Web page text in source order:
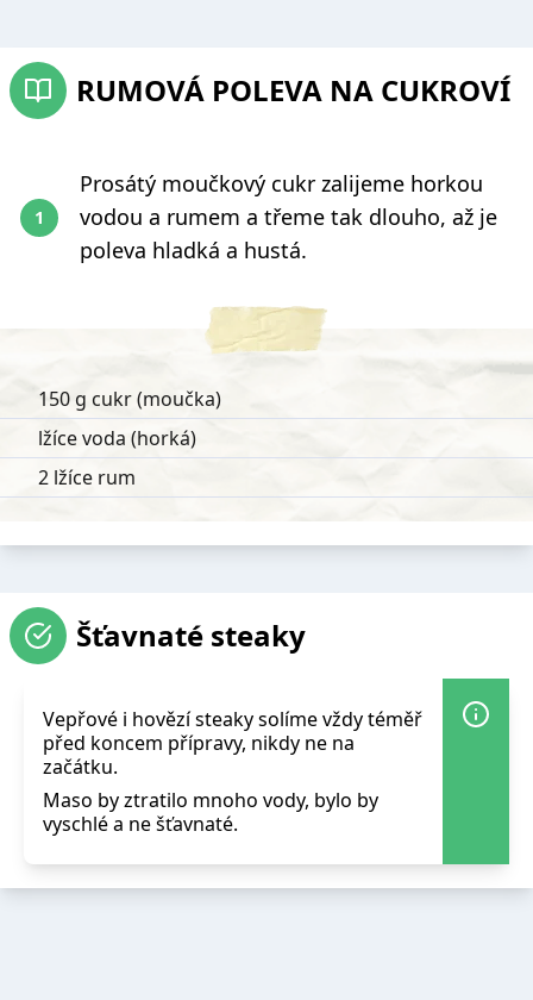
RUMOVÁ POLEVA NA CUKROVÍ
Prosátý moučkový cukr zalijeme horkou
vodou a rumem a třeme tak dlouho, až je
poleva hladká a hustá.
150 g cukr (moučka)
lžíce voda (horká)
2 lžíce rum
Šťavnaté steaky
Vepřové i hovězí steaky solíme vždy téměř
před koncem přípravy, nikdy ne na
začátku.
Maso by ztratilo mnoho vody, bylo by
vyschlé a ne šťavnaté.